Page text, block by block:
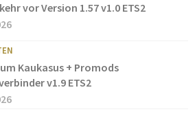
vor Version 1.57 v1.0 ETS2
Kaukasus + Promods
v1.9 ETS2